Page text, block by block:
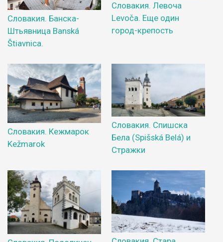
Словакия. Банска-
Штьявница Banská
Štiavnica.
Словакия. Левоча
Levoča. Еще один
город-крепость
Словакия. Кежмарок
Kežmarok
Словакия. Спишска
Бела (Spišská Belá) и
Стражки